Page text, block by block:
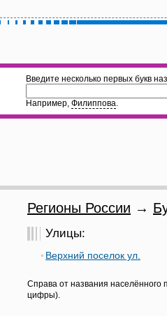
Введите несколько первых букв
Например, Филиппова.
Регионы России →
Улицы:
Верхний поселок ул.
Справа от названия
цифры).